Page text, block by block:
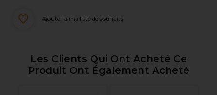
Ajouter à ma liste de souhaits
Les Clients Qui Ont Acheté Ce
Produit Ont Également Acheté